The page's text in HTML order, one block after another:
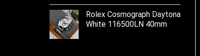
Rolex Cosmograph Daytona
White 116500LN 40mm